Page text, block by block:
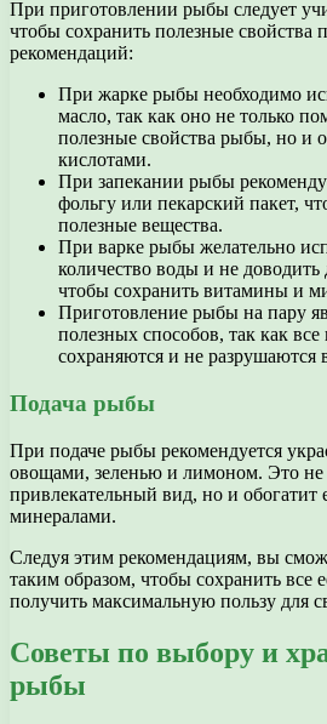
При приготовлении рыбы следует
чтобы сохранить полезные свойства
рекомендаций:
При жарке рыбы необходимо
масло, так как оно не только
полезные свойства рыбы, но и
кислотами.
При запекании рыбы
фольгу или пекарский пакет,
полезные вещества.
При варке рыбы желательно
количество воды и не
чтобы сохранить витамины и
Приготовление рыбы на пару
полезных способов, так как
сохраняются и не разрушаются
Подача рыбы
При подаче рыбы рекомендуется
овощами, зеленью и лимоном. Это не
привлекательный вид, но и обогатит
минералами.
Следуя этим рекомендациям, вы
таким образом, чтобы сохранить все
получить максимальную пользу для
Советы по выбору и
рыбы